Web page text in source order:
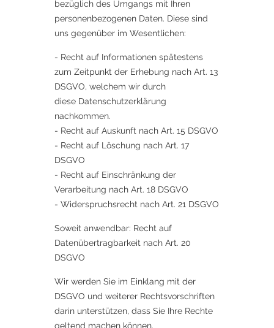
bezüglich des Umgangs mit Ihren
personenbezogenen Daten. Diese sind
uns gegenüber im Wesentlichen:
- Recht auf Informationen spätestens
zum Zeitpunkt der Erhebung nach Art. 13
DSGVO, welchem wir durch
diese Datenschutzerklärung
nachkommen.
- Recht auf Auskunft nach Art. 15 DSGVO
- Recht auf Löschung nach Art. 17
DSGVO
- Recht auf Einschränkung der
Verarbeitung nach Art. 18 DSGVO
- Widerspruchsrecht nach Art. 21 DSGVO
Soweit anwendbar: Recht auf
Datenübertragbarkeit nach Art. 20
DSGVO
Wir werden Sie im Einklang mit der
DSGVO und weiterer Rechtsvorschriften
darin unterstützen, dass Sie Ihre Rechte
geltend machen können.